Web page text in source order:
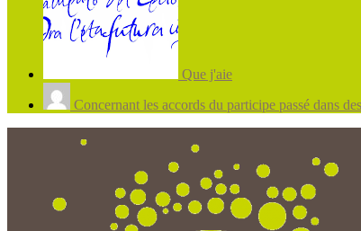
Que j'aie
Concernant les accords du participe passé dans